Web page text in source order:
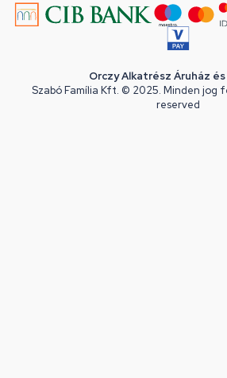
Orczy Alkatrész Áruház
Szabó Família Kft. © 2025. Minden jog
reserved